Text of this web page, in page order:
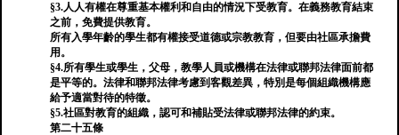
§3.人人有權在尊重基本權利和自由的情況下受教育。在義務教育結束
之前，免費提供教育。
所有入學年齡的學生都有權接受道德或宗教教育，但要由社區承擔費
用。
§4.所有學生或學生，父母，教學人員或機構在法律或聯邦法律面前都
是平等的。法律和聯邦法律考慮到客觀差異，特別是每個組織機構應
給予適當對待的特徵。
§5.社區對教育的組織，認可和補貼受法律或聯邦法律的約束。
第二十五條